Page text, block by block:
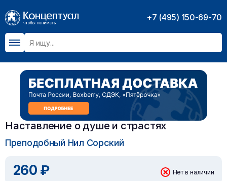
+7 (495) 150-69-70
Наставление о душе и страстях
Преподобный Нил Сорский
260 ₽ Нет в наличии